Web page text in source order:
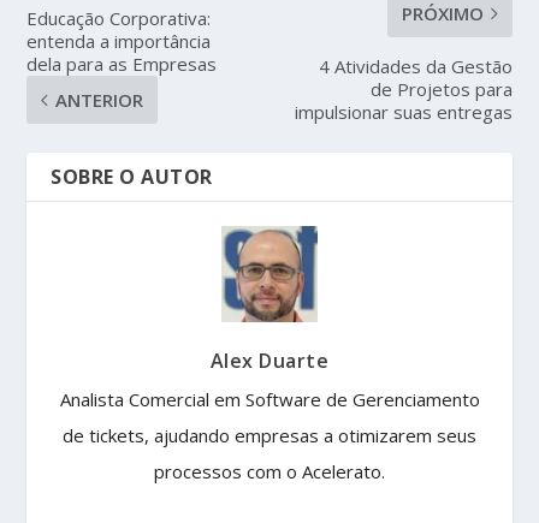
Educação Corporativa:
entenda a importância
dela para as Empresas
ANTERIOR
PRÓXIMO
4 Atividades da Gestão
de Projetos para
impulsionar suas entregas
SOBRE O AUTOR
Alex Duarte
Analista Comercial em Software de Gerenciamento
de tickets, ajudando empresas a otimizarem seus
processos com o Acelerato.